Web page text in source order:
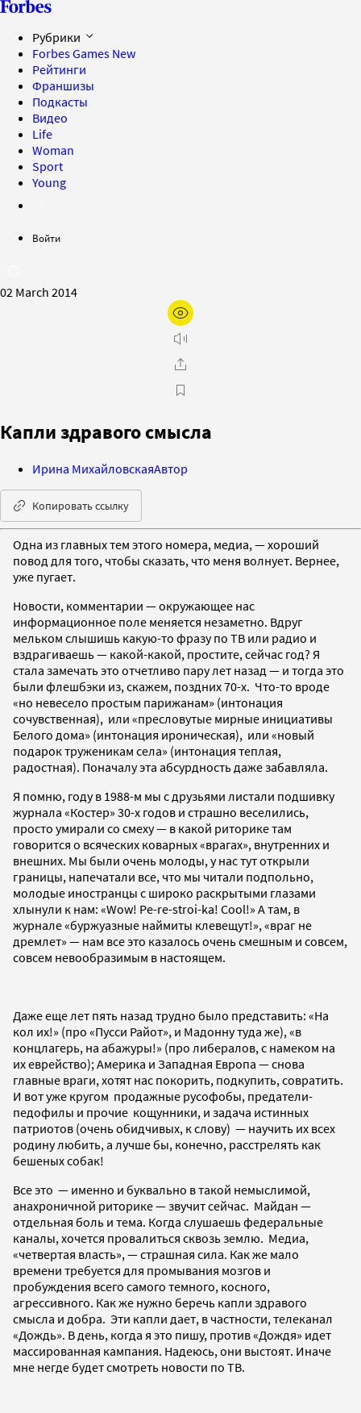
Рубрики
Forbes Games New
Рейтинги
Франшизы
Подкасты
Видео
Life
Woman
Sport
Young
Войти
02 March 2014
Капли здравого смысла
Ирина МихайловскаяАвтор
Копировать ссылку
Одна из главных тем этого номера, медиа, — хороший
повод для того, чтобы сказать, что меня волнует. Вернее,
уже пугает.
Новости, комментарии — окружающее нас
информационное поле меняется незаметно. Вдруг
мельком слышишь какую-то фразу по ТВ или радио и
вздрагиваешь — какой-какой, простите, сейчас год? Я
стала замечать это отчетливо пару лет назад — и тогда это
были флешбэки из, скажем, поздних 70-х. Что-то вроде
«но невесело простым парижанам» (интонация
сочувственная), или «пресловутые мирные инициативы
Белого дома» (интонация ироническая), или «новый
подарок труженикам села» (интонация теплая,
радостная). Поначалу эта абсурдность даже забавляла.
Я помню, году в 1988-м мы с друзьями листали подшивку
журнала «Костер» 30-х годов и страшно веселились,
просто умирали со смеху — в какой риторике там
говорится о всяческих коварных «врагах», внутренних и
внешних. Мы были очень молоды, у нас тут открыли
границы, напечатали все, что мы читали подпольно,
молодые иностранцы с широко раскрытыми глазами
хлынули к нам: «Wow! Pe-re-stroi-ka! Cool!» А там, в
журнале «буржуазные наймиты клевещут!», «враг не
дремлет» — нам все это казалось очень смешным и совсем,
совсем невообразимым в настоящем.
Даже еще лет пять назад трудно было представить: «На
кол их!» (про «Пусси Райот», и Мадонну туда же), «в
концлагерь, на абажуры!» (про либералов, с намеком на
их еврейство); Америка и Западная Европа — снова
главные враги, хотят нас покорить, подкупить, совратить.
И вот уже кругом продажные русофобы, предатели-
педофилы и прочие кощунники, и задача истинных
патриотов (очень обидчивых, к слову) — научить их всех
родину любить, а лучше бы, конечно, расстрелять как
бешеных собак!
Все это — именно и буквально в такой немыслимой,
анахроничной риторике — звучит сейчас. Майдан —
отдельная боль и тема. Когда слушаешь федеральные
каналы, хочется провалиться сквозь землю. Медиа,
«четвертая власть», — страшная сила. Как же мало
времени требуется для промывания мозгов и
пробуждения всего самого темного, косного,
агрессивного. Как же нужно беречь капли здравого
смысла и добра. Эти капли дает, в частности, телеканал
«Дождь». В день, когда я это пишу, против «Дождя» идет
массированная кампания. Надеюсь, они выстоят. Иначе
мне негде будет смотреть новости по ТВ.